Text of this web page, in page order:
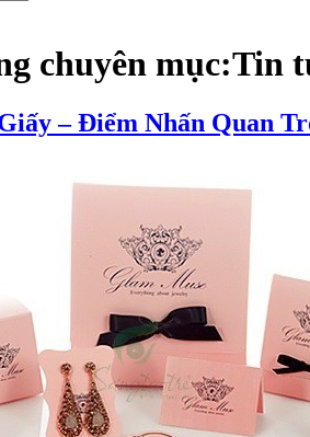
chuyên mục:Tin
– Điểm Nhấn Quan